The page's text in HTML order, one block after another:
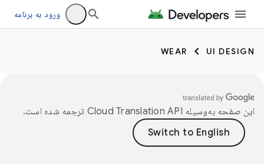
ورود به برنامه
UI DESIGN
WEAR
این صفحه به‌وسیله ترجمه شده است.